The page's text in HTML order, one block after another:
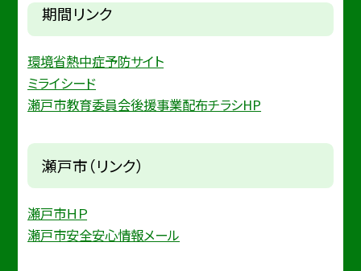
期間リンク
環境省熱中症予防サイト
ミライシード
瀬戸市教育委員会後援事業配布チラシHP
瀬戸市（リンク）
瀬戸市ＨＰ
瀬戸市安全安心情報メール